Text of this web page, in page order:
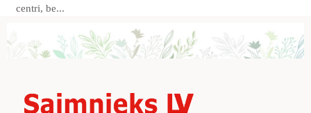
centri, be...